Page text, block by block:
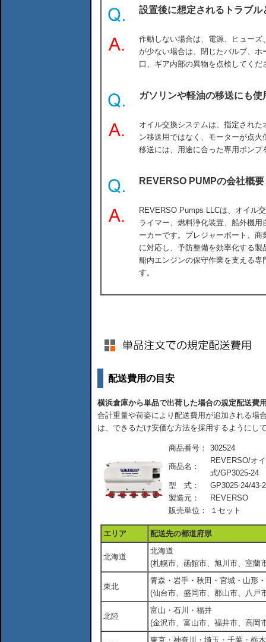
設置後に想定されるトラブル
作動しない場合は、電源、ヒュー
が少ない場合は、閉じたバルブ、
口、ギア内部の異物を点検してくだ
ガソリンや軽油の移送にも使
オイル交換システムは、指定され
ン移送用ではなく、モーターが点
移送には、用途に合った専用ポンプ
REVERSO PUMPの会社概
REVERSO Pumps LLCは、オイル
ライマー、燃料浄化装置、船外機
ーカーです。プレジャーボート、
に対応し、予防整備を効率化する
船内エンジンの保守作業を支える
す。
配送費用の目安
横浜倉庫から単品で出荷した場合の規定配送費
合計重量や荷姿により配送費用が追加される場
は、できるだけ安価な方法を採用するようにし
商品番号： 302524
商品名：
REVERSO/オ
式/GP3025-24
型 式：
GP3025-24/43-
製造元：
REVERSO
販売単位：
１セット
エリア 配送先の都道府県
北海道
北海道
(札幌市、函館市、旭川市、室蘭
東北
青森・岩手・秋田・宮城・山形
(仙台市、盛岡市、郡山市、八戸
北陸
富山・石川・福井
(金沢市、富山市、福井市、高岡
東京・神奈川・埼玉・千葉・栃